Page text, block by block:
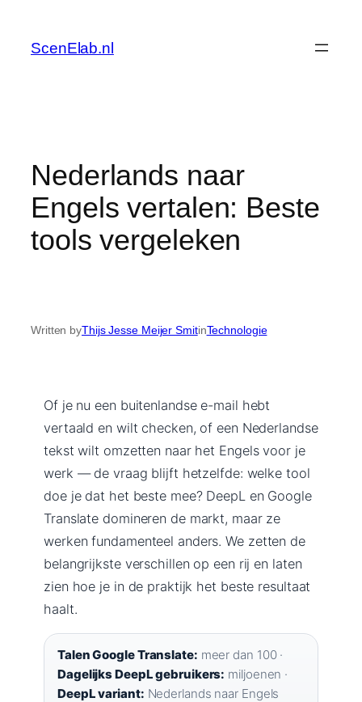
content
ScenElab.nl
Nederlands naar
Engels vertalen: Beste
tools vergeleken
Written byThijs Jesse Meijer SmitinTechnologie
Of je nu een buitenlandse e-mail hebt
vertaald en wilt checken, of een Nederlandse
tekst wilt omzetten naar het Engels voor je
werk — de vraag blijft hetzelfde: welke tool
doe je dat het beste mee? DeepL en Google
Translate domineren de markt, maar ze
werken fundamenteel anders. We zetten de
belangrijkste verschillen op een rij en laten
zien hoe je in de praktijk het beste resultaat
haalt.
Talen Google Translate: meer dan 100 ·
Dagelijks DeepL gebruikers: miljoenen ·
DeepL variant: Nederlands naar Engels